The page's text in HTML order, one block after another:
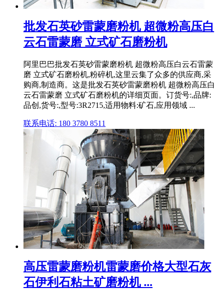
批发石英砂雷蒙磨粉机 超微粉高压白
云石雷蒙磨 立式矿石磨粉机
阿里巴巴批发石英砂雷蒙磨粉机 超微粉高压白云石雷蒙
磨 立式矿石磨粉机,粉碎机,这里云集了众多的供应商,采
购商,制造商。这是批发石英砂雷蒙磨粉机 超微粉高压白
云石雷蒙磨 立式矿石磨粉机的详细页面。订货号:,品牌:
品创,货号:,型号:3R2715,适用物料:矿石,应用领域 ...
联系电话: 180 3780 8511
高压雷蒙磨粉机雷蒙磨价格大型石灰
石伊利石粘土矿磨粉机 ...